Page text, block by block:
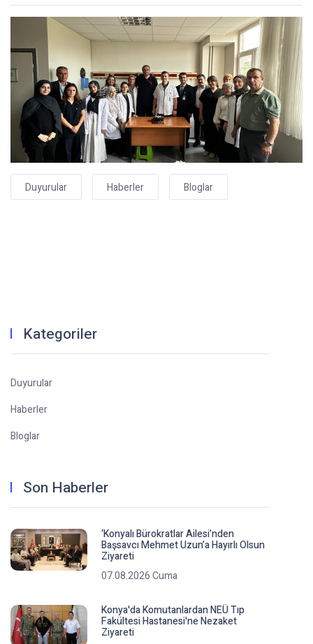
Duyurular Haberler Bloglar
Kategoriler
Duyurular
Haberler
Bloglar
Son Haberler
‘Konyalı Bürokratlar Ailesi’nden
Başsavcı Mehmet Uzun’a Hayırlı Olsun
Ziyareti
07.08.2026 Cuma
Konya'da Komutanlardan NEÜ Tıp
Fakültesi Hastanesi'ne Nezaket
Ziyareti